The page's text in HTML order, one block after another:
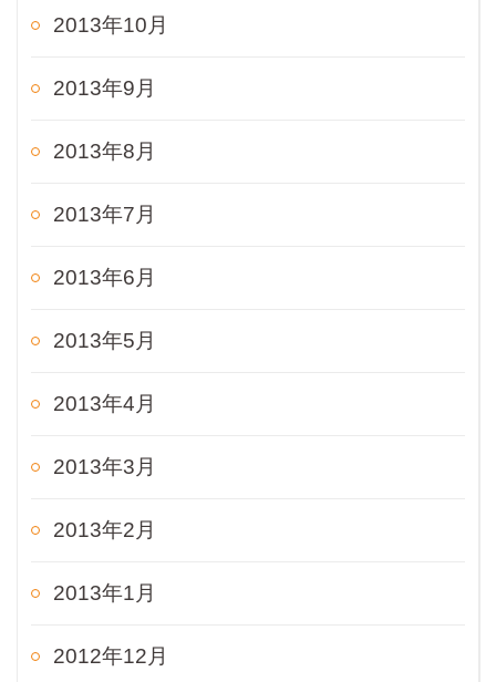
2013年10月
2013年9月
2013年8月
2013年7月
2013年6月
2013年5月
2013年4月
2013年3月
2013年2月
2013年1月
2012年12月